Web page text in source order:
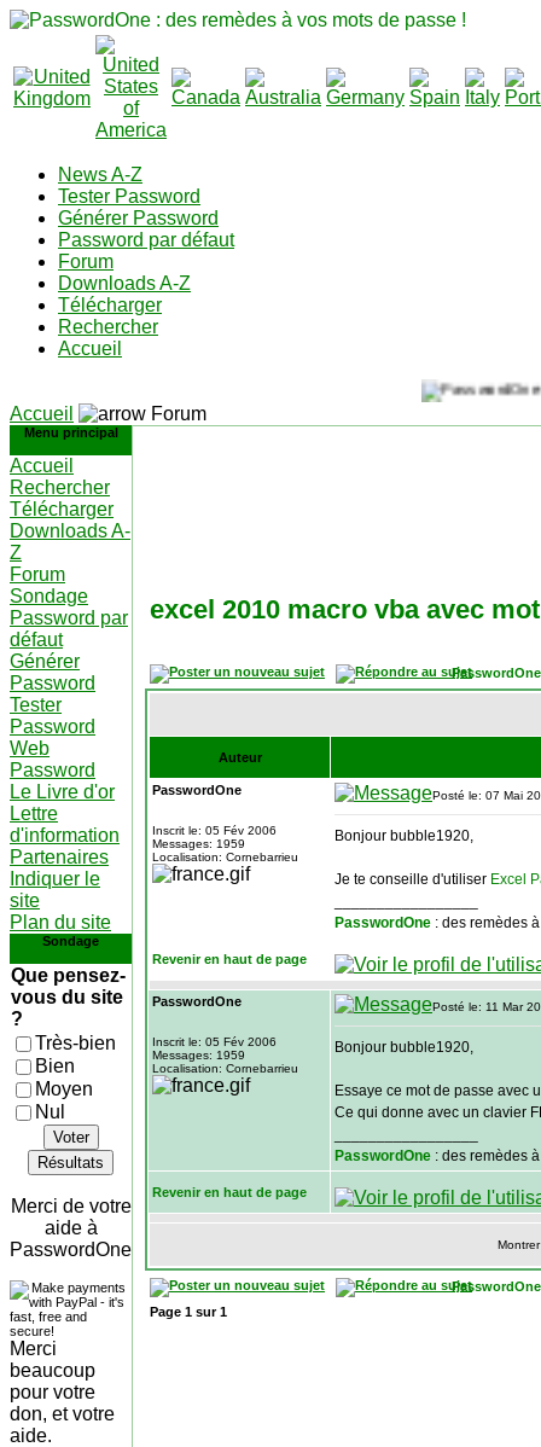
News A-Z
Tester Password
Générer Password
Password par défaut
Forum
Downloads A-Z
Télécharger
Rechercher
Accueil
Accueil Forum
Menu principal
Accueil
Rechercher
Télécharger
Downloads A-
Z
Forum
Sondage
Password par
défaut
Générer
Password
Tester
Password
Web
Password
Le Livre d'or
Lettre
d'information
Partenaires
Indiquer le
site
Plan du site
Sondage
Que pensez-
vous du site
?
Très-bien
Bien
Moyen
Nul
Voter
Résultats
Merci de votre
aide à
PasswordOne
Merci
beaucoup
pour votre
don, et votre
aide.
excel 2010 macro vba avec
Auteur
PasswordOne
Inscrit le: 05 Fév 2006
Messages: 1959
Localisation: Cornebarrieu
Posté le: 07 Mai
Bonjour bubble1920,
Je te conseille d'utiliser Excel
PasswordOne : des remèdes
Revenir en haut de page
PasswordOne
Inscrit le: 05 Fév 2006
Messages: 1959
Localisation: Cornebarrieu
Posté le: 11 Mar
Bonjour bubble1920,
Essaye ce mot de passe avec
Ce qui donne avec un clavier
PasswordOne : des remèdes
Revenir en haut de page
Page 1 sur1